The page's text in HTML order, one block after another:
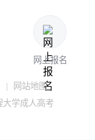
网上报名
|
网站地图
大学成人高考